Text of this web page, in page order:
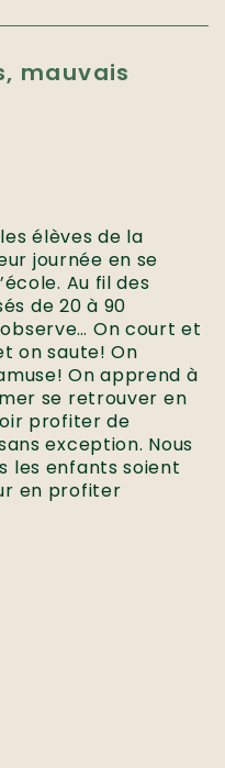
mauvais
élèves de la
journée en se
Au fil des
de 20 à 90
On court et
on saute! On
On apprend à
se retrouver en
profiter de
exception. Nous
les enfants soient
en profiter